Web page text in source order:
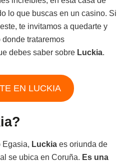
lo que buscas en un casino. Si
te invitamos a quedarte y
donde trataremos
debes saber sobre Luckia.
EN LUCKIA
Egasia, Luckia es oriunda de
se ubica en Coruña. Es una